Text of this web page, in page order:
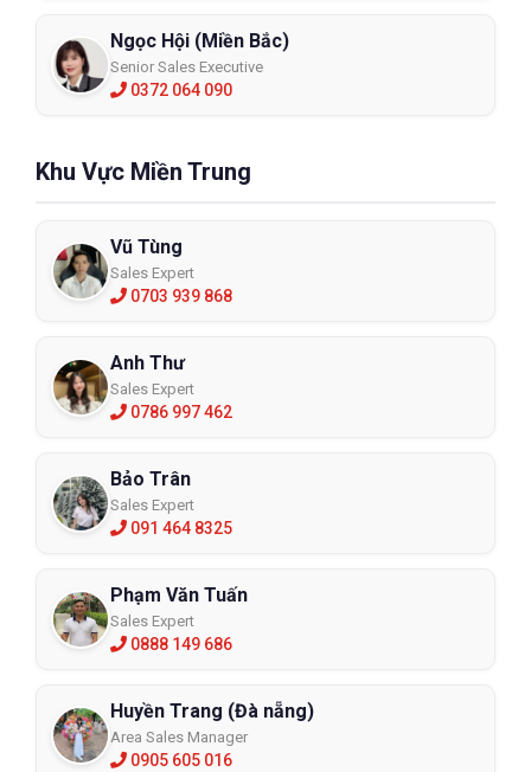
Ngọc Hội (Miền Bắc)
Senior Sales Executive
0372 064 090
Khu Vực Miền Trung
Vũ Tùng
Sales Expert
0703 939 868
Anh Thư
Sales Expert
0786 997 462
Bảo Trân
Sales Expert
091 464 8325
Phạm Văn Tuấn
Sales Expert
0888 149 686
Huyền Trang (Đà nẵng)
Area Sales Manager
0905 605 016